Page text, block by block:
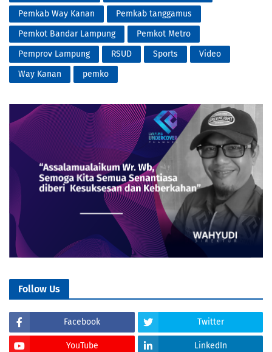
Pemkab Way Kanan
Pemkab tanggamus
Pemkot Bandar Lampung
Pemkot Metro
Pemprov Lampung
RSUD Sports
Video
Way Kanan
pemko
Follow Us
Facebook Twitter
YouTube LinkedIn